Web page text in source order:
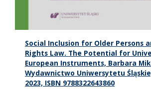
Social Inclusion for Older Persons
Rights Law. The Potential for
European Instruments, Barbara
Wydawnictwo Uniwersytetu
2023, ISBN 9788322643860